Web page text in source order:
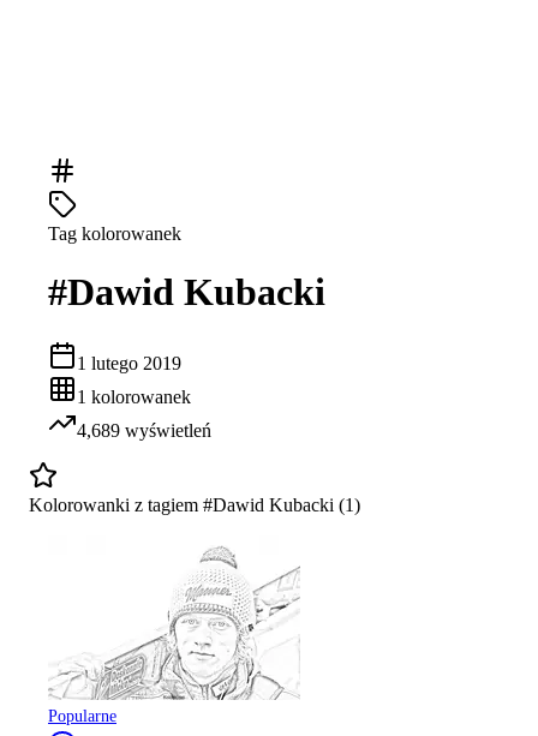
Tag kolorowanek
#Dawid Kubacki
1 lutego 2019
1 kolorowanek
4,689 wyświetleń
Kolorowanki z tagiem #Dawid Kubacki (1)
Popularne